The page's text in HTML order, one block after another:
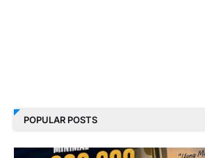
POPULAR POSTS